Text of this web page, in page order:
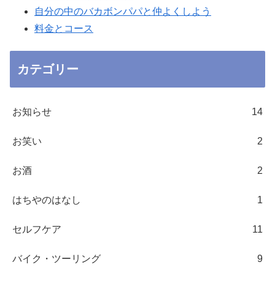
自分の中のバカボンパパと仲よくしよう
料金とコース
カテゴリー
お知らせ 14
お笑い 2
お酒 2
はちやのはなし 1
セルフケア 11
バイク・ツーリング 9